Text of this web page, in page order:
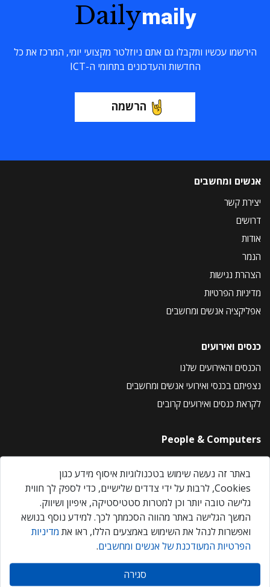
Dailymaily
הירשמו עכשיו ותקבלו גם אתם ניוזלטר מקצועי יומי, המרכז את כל
החדשות והעדכונים בתחומי ה-ICT
הרשמה
אנשים ומחשבים
יצירת קשר
דרושים
אודות
הנמר
הצהרת נגישות
מדיניות הפרטיות
אפליקציה אנשים ומחשבים
כנסים ואירועים
הכנסים והאירועים שלנו
נצפיתם בכנסי ואירועי אנשים ומחשבים
לקראת כנסים ואירועים קרובים
People & Computers
About Us
Privacy Policy
Contact Us
Our Events
אנשים ומחשבים © 2026 – כל הזכויות שמורות
באתר זה נעשה שימוש בטכנולוגיות איסוף מידע כגון
Cookies, לרבות על ידי צדדים שלישיים, כדי לספק לך חווית
גלישה טובה יותר וכן למטרות סטטיסטיקה, איפיון ושיווק.
המשך הגלישה באתר מהווה הסכמתך לכך. למידע נוסף בנושא
ואפשרות לנהל את השימוש באמצעים הללו, ראו את מדיניות
הפרטיות המעודכנת של אנשים ומחשבים.
סגירה